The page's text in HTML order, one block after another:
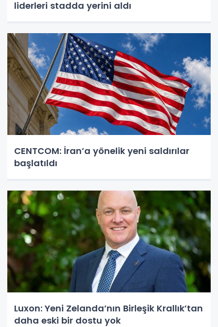
liderleri stadda yerini aldı
CENTCOM: İran’a yönelik yeni saldırılar
başlatıldı
Luxon: Yeni Zelanda’nın Birleşik Krallık’tan
daha eski bir dostu yok